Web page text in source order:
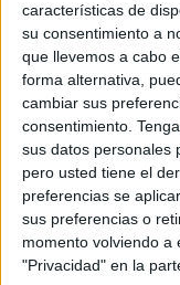
características de
su consentimiento a
que llevemos a cabo
forma alternativa,
cambiar sus
consentimiento.
sus datos personales
pero usted tiene el
preferencias se
sus preferencias o
momento volviendo a
"Privacidad" en la
DATOS
TELEVISIÓN EN